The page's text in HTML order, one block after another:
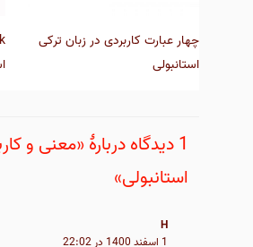
چهار عبارت کاربردی در زبان ترکی
استانبولی
استانبولی»
H
1 اسفند 1400 در 22:02